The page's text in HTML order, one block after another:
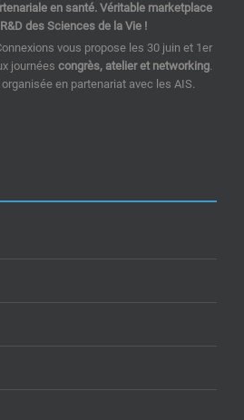
en santé. Véritable marketplace
des Sciences de la Vie !
vous propose les 30 juin et 1er
journées congrès, atelier et networking.
en partenariat avec les AIS.